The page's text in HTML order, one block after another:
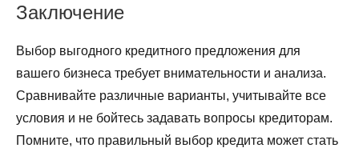
Заключение
Выбор выгодного кредитного предложения для
вашего бизнеса требует внимательности и анализа.
Сравнивайте различные варианты, учитывайте все
условия и не бойтесь задавать вопросы кредиторам.
Помните, что правильный выбор кредита может стать